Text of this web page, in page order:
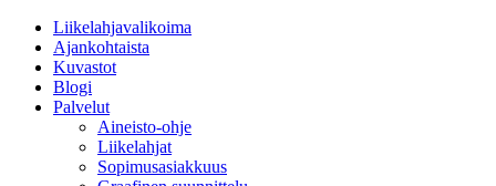
Liikelahjavalikoima
Ajankohtaista
Kuvastot
Blogi
Palvelut
Aineisto-ohje
Liikelahjat
Sopimusasiakkuus